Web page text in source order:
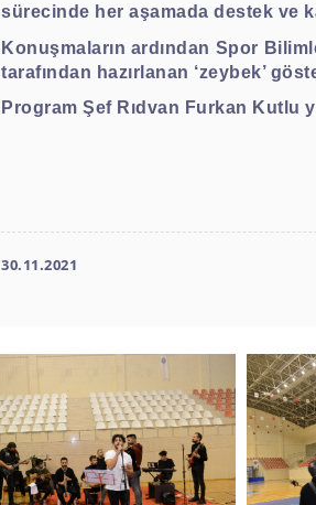
sürecinde her aşamada destek ve
Konuşmaların ardından Spor
tarafından hazırlanan ‘zeybek’
Program Şef Rıdvan Furkan
30.11.2021